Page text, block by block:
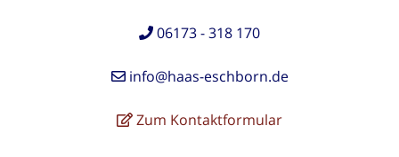
06173 - 318 170
info@haas-eschborn.de
Zum Kontaktformular